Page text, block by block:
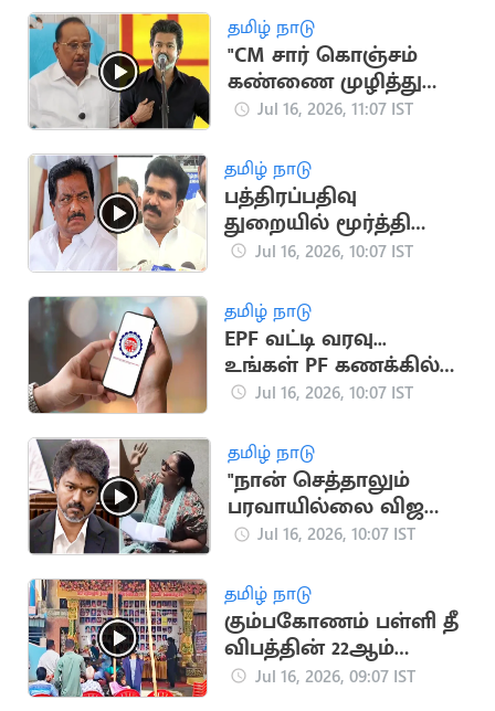
சிறப்பு சலுகையா?
தமிழ் நாடு
"CM சார் கொஞ்சம்
கண்ணை முழித்து
பாருங்கள்".. முன்னாள்
Jul 16, 2026, 11:07 IST
தமிழ் நாடு
பத்திரப்பதிவு
துறையில் மூர்த்தி
பணம் வசூலித்ததாக
நிர்மல்குமார்
குற்றச்சாட்டு
Jul 16, 2026, 10:07 IST
தமிழ் நாடு
EPF வட்டி வரவு...
உங்கள் PF கணக்கில்
பணம் வந்ததா?
Jul 16, 2026, 10:07 IST
தமிழ் நாடு
"நான் செத்தாலும்
பரவாயில்லை விஜயை
பாக்கணும்".. பெண்
Jul 16, 2026, 10:07 IST
தமிழ் நாடு
கும்பகோணம் பள்ளி தீ
விபத்தின் 22ஆம்
ஆண்டு நினைவு
Jul 16, 2026, 09:07 IST